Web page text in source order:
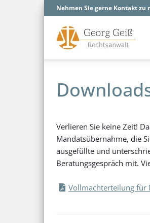
Nehmen Sie gerne Kontakt zu
Verlieren Sie keine Zeit!
Mandatsübernahme, die
ausgefüllte und
Beratungsgespräch mit.
Vollmachterteilung für